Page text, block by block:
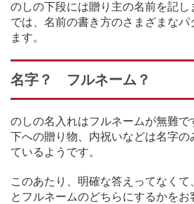
のしの下段には贈り主の名前を記し
では、名前の書き方のさまざまなパ
ます。
名字？ フルネーム？
のしの名入れはフルネームが無難で
下への贈り物、内祝いなどは名字
ているようです。
このあたり、明確な答えってなく
とフルネームのどちらにするかをお